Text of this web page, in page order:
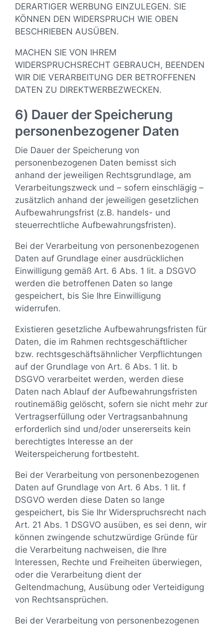
DERARTIGER WERBUNG EINZULEGEN. SIE
KÖNNEN DEN WIDERSPRUCH WIE OBEN
BESCHRIEBEN AUSÜBEN.
MACHEN SIE VON IHREM
WIDERSPRUCHSRECHT GEBRAUCH, BEENDEN
WIR DIE VERARBEITUNG DER BETROFFENEN
DATEN ZU DIREKTWERBEZWECKEN.
6) Dauer der Speicherung
personenbezogener Daten
Die Dauer der Speicherung von
personenbezogenen Daten bemisst sich
anhand der jeweiligen Rechtsgrundlage, am
Verarbeitungszweck und – sofern einschlägig –
zusätzlich anhand der jeweiligen gesetzlichen
Aufbewahrungsfrist (z.B. handels- und
steuerrechtliche Aufbewahrungsfristen).
Bei der Verarbeitung von personenbezogenen
Daten auf Grundlage einer ausdrücklichen
Einwilligung gemäß Art. 6 Abs. 1 lit. a DSGVO
werden die betroffenen Daten so lange
gespeichert, bis Sie Ihre Einwilligung
widerrufen.
Existieren gesetzliche Aufbewahrungsfristen für
Daten, die im Rahmen rechtsgeschäftlicher
bzw. rechtsgeschäftsähnlicher Verpflichtungen
auf der Grundlage von Art. 6 Abs. 1 lit. b
DSGVO verarbeitet werden, werden diese
Daten nach Ablauf der Aufbewahrungsfristen
routinemäßig gelöscht, sofern sie nicht mehr zur
Vertragserfüllung oder Vertragsanbahnung
erforderlich sind und/oder unsererseits kein
berechtigtes Interesse an der
Weiterspeicherung fortbesteht.
Bei der Verarbeitung von personenbezogenen
Daten auf Grundlage von Art. 6 Abs. 1 lit. f
DSGVO werden diese Daten so lange
gespeichert, bis Sie Ihr Widerspruchsrecht nach
Art. 21 Abs. 1 DSGVO ausüben, es sei denn, wir
können zwingende schutzwürdige Gründe für
die Verarbeitung nachweisen, die Ihre
Interessen, Rechte und Freiheiten überwiegen,
oder die Verarbeitung dient der
Geltendmachung, Ausübung oder Verteidigung
von Rechtsansprüchen.
Bei der Verarbeitung von personenbezogenen